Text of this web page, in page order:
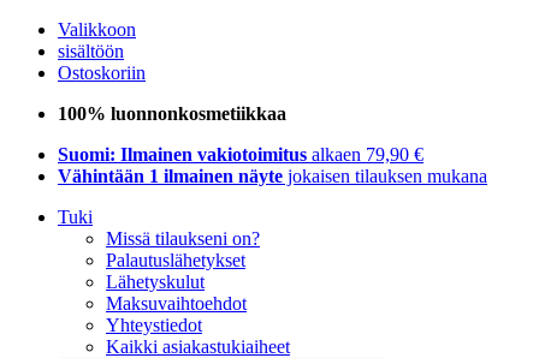
Valikkoon
sisältöön
Ostoskoriin
100% luonnonkosmetiikkaa
Suomi: Ilmainen vakiotoimitus alkaen 79,90 €
Vähintään 1 ilmainen näyte jokaisen tilauksen mukana
Tuki
Missä tilaukseni on?
Palautuslähetykset
Lähetyskulut
Maksuvaihtoehdot
Yhteystiedot
Kaikki asiakastukiaiheet